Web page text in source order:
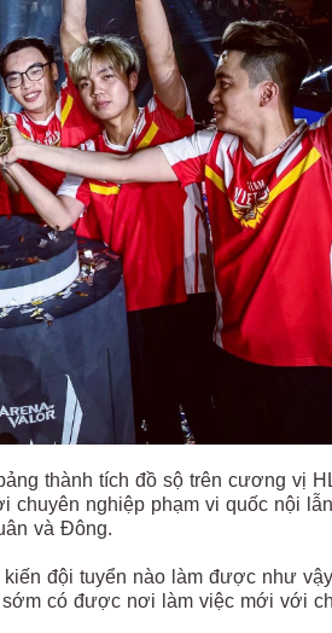
thành tích đồ sộ trên cương vị
chuyên nghiệp phạm vi quốc nội
và Đông.
đội tuyển nào làm được như
có được nơi làm việc mới với